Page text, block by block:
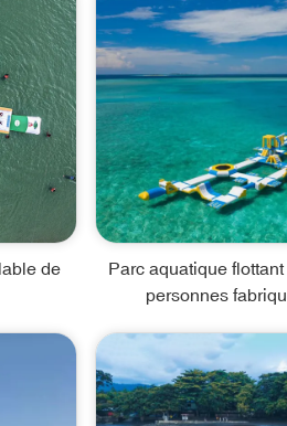
de
Parc aquatique
personnes